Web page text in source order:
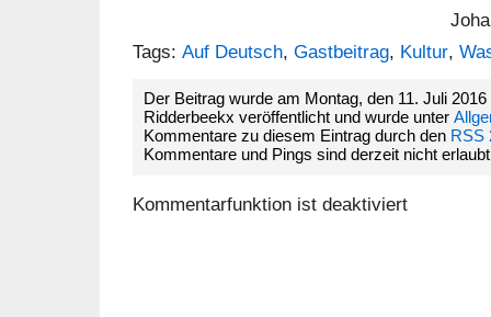
Tags: Auf Deutsch, Gastbeitrag, Kultur,
Der Beitrag wurde am Montag, den 11. Juli
Ridderbeekx veröffentlicht und wurde unter
Kommentare zu diesem Eintrag durch den RSS
Kommentare und Pings sind derzeit nicht
Kommentarfunktion ist deaktiviert